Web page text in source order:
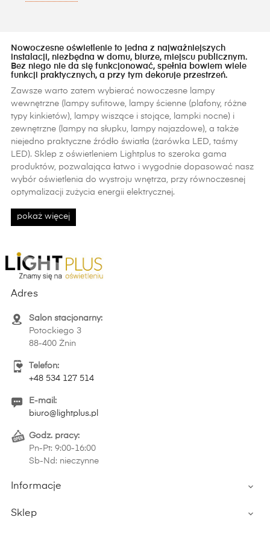
Nowoczesne oświetlenie to jedna z najważniejszych
instalacji, niezbędna w domu, biurze, miejscu publicznym.
Bez niego nie da się funkcjonować, spełnia bowiem wiele
funkcji praktycznych, a przy tym dekoruje przestrzeń.
Zawsze warto zatem wybierać nowoczesne lampy
wewnętrzne (lampy sufitowe, lampy ścienne (plafony, różne
typy kinkietów), lampy wiszące i stojące, lampki nocne) i
zewnętrzne (lampy na słupku, lampy najazdowe), a także
niejedno praktyczne źródło światła (żarówka LED, taśmy
LED). Sklep z oświetleniem Lightplus to szeroka gama
produktów, pozwalająca łatwo i wygodnie dopasować nasz
wybór oświetlenia do wystroju wnętrza, przy równoczesnej
optymalizacji zużycia energii elektrycznej.
pokaż więcej
Adres
Salon stacjonarny:
Potockiego 3
88-400 Żnin
Telefon:
+48 534 127 514
E-mail:
biuro@lightplus.pl
Godz. pracy:
Pn-Pt: 9:00-16:00
Sb-Nd: nieczynne
Informacje 
Sklep 